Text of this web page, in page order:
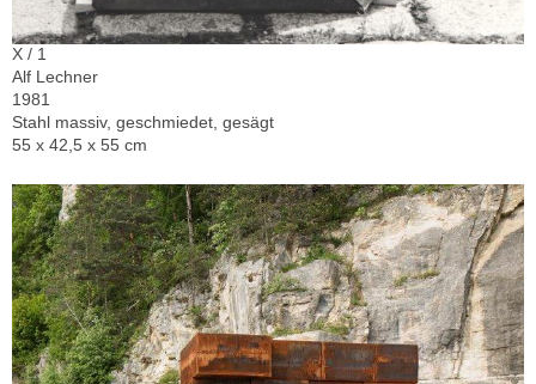
X / 1
Alf Lechner
1981
Stahl massiv, geschmiedet, gesägt
55 x 42,5 x 55 cm